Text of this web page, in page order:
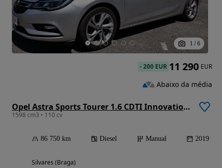
1 / 6
Opel Astra Sports Tourer 1.6 CDTI Innovation S/S
1598 cm3 • 110 cv
86 750 km Diesel Manual 2019
Silvares (Braga)
-200 EUR 11 290 EUR
Abaixo da média